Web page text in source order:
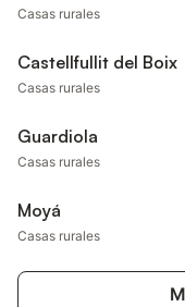
Casas rurales
Castellfullit del Boix
Casas rurales
Guardiola
Casas rurales
Moyá
Casas rurales